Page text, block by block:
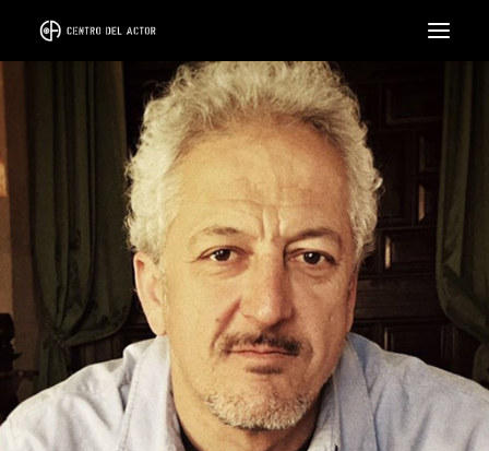
FORMACIÓN
INTENSIVOS
ALQUILER DE SALA
LLÁMANOS
SEARCH